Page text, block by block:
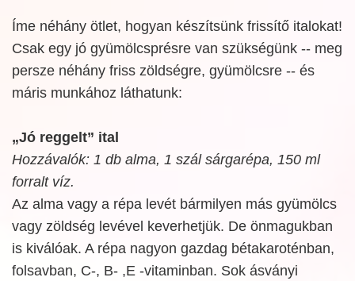
Íme néhány ötlet, hogyan készítsünk frissítő italokat!
Csak egy jó gyümölcsprésre van szükségünk -- meg
persze néhány friss zöldségre, gyümölcsre -- és
máris munkához láthatunk:
„Jó reggelt” ital
Hozzávalók: 1 db alma, 1 szál sárgarépa, 150 ml
forralt víz.
Az alma vagy a répa levét bármilyen más gyümölcs
vagy zöldség levével keverhetjük. De önmagukban
is kiválóak. A répa nagyon gazdag bétakaroténban,
folsavban, C-, B- ,E -vitaminban. Sok ásványi